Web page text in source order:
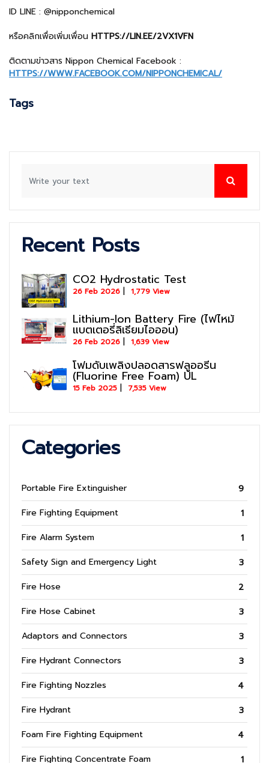
ID LINE : @nipponchemical
หรือคลิกเพื่อเพิ่มเพื่อน HTTPS://LIN.EE/2VX1VFN
ติดตามข่าวสาร Nippon Chemical Facebook :
HTTPS://WWW.FACEBOOK.COM/NIPPONCHEMICAL/
Tags
Recent Posts
CO2 Hydrostatic Test
26 Feb 2026 1,779 View
Lithium-Ion Battery Fire (ไฟไหม้
แบตเตอรี่ลิเธียมไอออน)
26 Feb 2026 1,639 View
โฟมดับเพลิงปลอดสารฟลูออรีน
(Fluorine Free Foam) UL
15 Feb 2025 7,535 View
Categories
Portable Fire Extinguisher
9
Fire Fighting Equipment
1
Fire Alarm System
1
Safety Sign and Emergency Light
3
Fire Hose
2
Fire Hose Cabinet
3
Adaptors and Connectors
3
Fire Hydrant Connectors
3
Fire Fighting Nozzles
4
Fire Hydrant
3
Foam Fire Fighting Equipment
4
Fire Fighting Concentrate Foam
1